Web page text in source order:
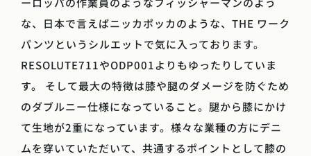
な、日本で言えばニッカポッカのような、THE ワーク
パンツというシルエットで気に入っております。
RESOLUTE711やODP001よりもゆったりしていま
す。 そして最大の特徴は膝や腿のダメージを防ぐため
のダブルニー仕様になっていること。腿から膝にかけ
て生地が2重になっています。様々な業種の方にデニ
ムを穿いていただいて、共通するポイントとして膝の